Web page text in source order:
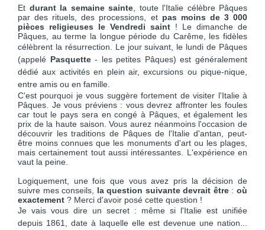
Et durant la semaine sainte , toute l'Italie célèbre Pâques
par des rituels, des processions, et pas moins de 3 000
pièces religieuses
le Vendredi saint ! Le dimanche de
Pâques, au terme la longue période du Carême, les fidèles
célèbrent la résurrection. Le jour suivant, le lundi de Pâques
(appelé Pasquette- les petites Pâques) est généralement
dédié aux activités en plein air, excursions ou pique-nique,
entre amis ou en famille.
C'est pourquoi je vous suggère fortement de visiter l'Italie à
Pâques. Je vous préviens : vous devrez affronter les foules
car tout le pays sera en congé à Pâques, et également les
prix de la haute saison. Vous aurez néanmoins l'occasion de
découvrir les traditions de Pâques de l'Italie d'antan, peut-
être moins connues que les monuments d'art ou les plages,
mais certainement tout aussi intéressantes. L'expérience en
vaut la peine.
Logiquement, une fois que vous avez pris la décision de
suivre mes conseils, la question suivante devrait être:où
exactement ? Merci d'avoir posé cette question !
Je vais vous dire un secret : même si l'Italie est unifiée
depuis 1861, date à laquelle elle est devenue une nation...